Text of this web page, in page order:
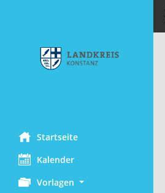
Startseite
Kalender
Vorlagen